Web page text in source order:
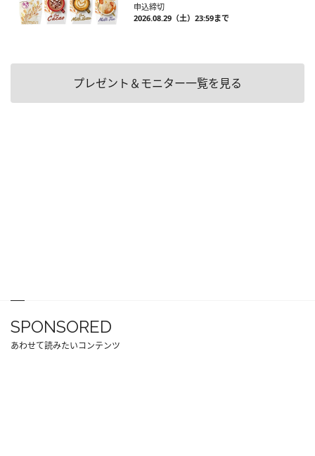
申込締切
2026.08.29（土）23:59まで
プレゼント＆モニター一覧を見る
SPONSORED
あわせて読みたいコンテンツ